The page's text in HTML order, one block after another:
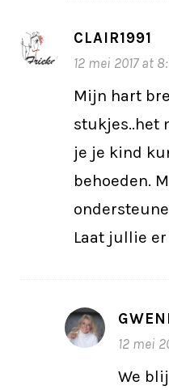
CLAIR1991
12 mei 2017 at
Mijn hart
stukjes..het
je je kind
behoeden.
Laat jullie
12 mei
We